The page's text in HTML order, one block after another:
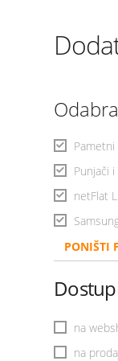
Pametni
Punjači
netFlat L
PONIŠTI
na
na